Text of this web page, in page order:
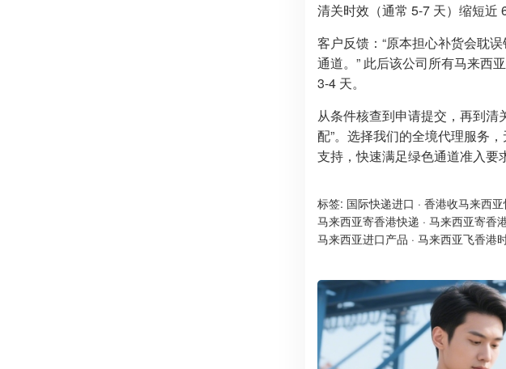
清关时效（通常 5-7 天）缩短近
客户反馈：“原本担心补货会耽
通道。” 此后该公司所有马来西
3-4 天。
从条件核查到申请提交，再到清
配”。选择我们的全境代理服务
支持，快速满足绿色通道准入要
标签: 国际快递进口 · 香港收马来西亚
马来西亚寄香港快递 · 马来西亚寄香
马来西亚进口产品 · 马来西亚飞香港